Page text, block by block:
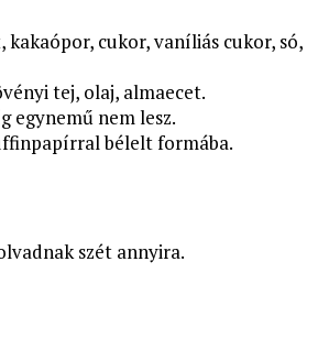
kakaópor, cukor, vaníliás cukor, só,
tej, olaj, almaecet.
egynemű nem lesz.
bélelt formába.
szét annyira.